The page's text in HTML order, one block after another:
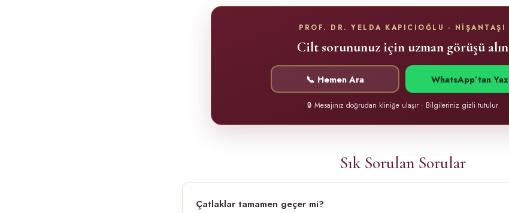
PROF. DR. YELDA KAPICIOĞLU · NİŞANTAŞI
Cilt sorununuz için uzman görüşü alın
📞 Hemen Ara WhatsApp’tan Yaz
🔒 Mesajınız doğrudan kliniğe ulaşır · Bilgileriniz gizli tutulur
Sık Sorulan Sorular
Çatlaklar tamamen geçer mi?